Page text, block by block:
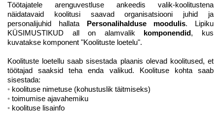
Töötajatele arenguvestluse ankeedis valik-koolitustena
näidatavaid koolitusi saavad organisatsiooni juhid ja
personalijuhid hallata
Personalihalduse moodulis. Lipiku
KÜSIMUSTIKUD all on alamvalik
komponendid, kus
kuvatakse komponent "Koolituste loetelu".
Koolituste loetellu saab sisestada plaanis olevad koolitused, et
töötajad saaksid teha enda valikud. Koolituse kohta saab
sisestada:
koolituse nimetuse (kohustuslik täitmiseks)
toimumise ajavahemiku
koolituse lisainfo